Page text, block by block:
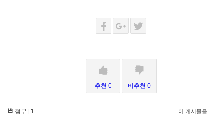
추천 0 비추천 0
첨부 [1] 이 게시물을